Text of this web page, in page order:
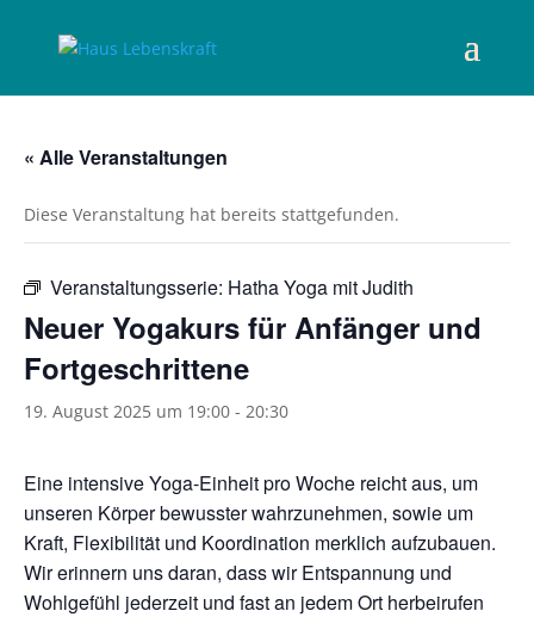
« Alle Veranstaltungen
Diese Veranstaltung hat bereits stattgefunden.
Veranstaltungsserie: Hatha Yoga mit Judith
Neuer Yogakurs für Anfänger und
Fortgeschrittene
19. August 2025 um 19:00 - 20:30
Eine intensive Yoga-Einheit pro Woche reicht aus, um
unseren Körper bewusster wahrzunehmen, sowie um
Kraft, Flexibilität und Koordination merklich aufzubauen.
Wir erinnern uns daran, dass wir Entspannung und
Wohlgefühl jederzeit und fast an jedem Ort herbeirufen